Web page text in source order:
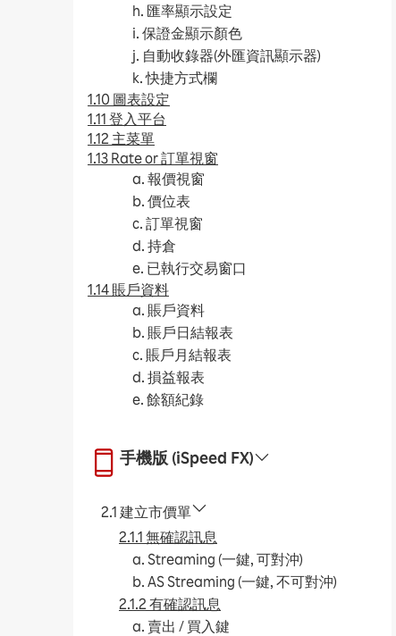
h. 匯率顯示設定
i. 保證金顯示顏色
j. 自動收錄器(外匯資訊顯示器)
k. 快捷方式欄
1.10 圖表設定
1.11 登入平台
1.12 主菜單
1.13 Rate or 訂單視窗
a. 報價視窗
b. 價位表
c. 訂單視窗
d. 持倉
e. 已執行交易窗口
1.14 賬戶資料
a. 賬戶資料
b. 賬戶日結報表
c. 賬戶月結報表
d. 損益報表
e. 餘額紀錄
手機版 (iSpeed FX)
2.1 建立市價單
2.1.1 無確認訊息
a. Streaming (一鍵, 可對沖)
b. AS Streaming (一鍵, 不可對沖)
2.1.2 有確認訊息
a. 賣出 / 買入鍵